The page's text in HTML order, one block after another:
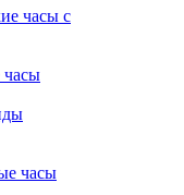
часы с
часы
часы